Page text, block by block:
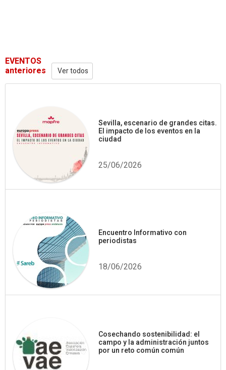
EVENTOS
anteriores Ver todos
Sevilla, escenario de grandes citas.
El impacto de los eventos en la
ciudad
25/06/2026
Encuentro Informativo con
periodistas
18/06/2026
Cosechando sostenibilidad: el
campo y la administración juntos
por un reto común común